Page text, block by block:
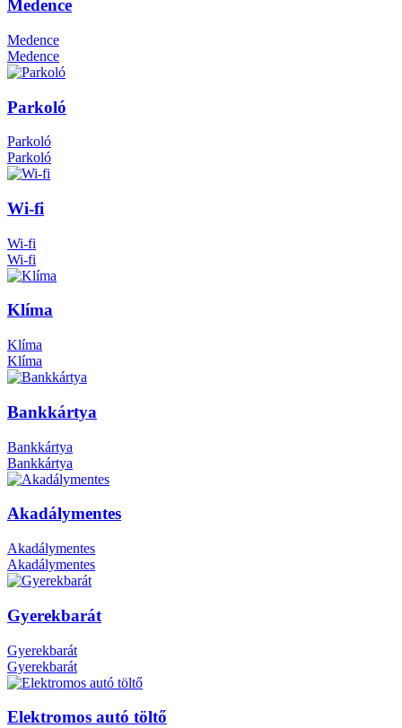
Medence
Medence
Medence
Parkoló
Parkoló
Parkoló
Wi-fi
Wi-fi
Wi-fi
Klíma
Klíma
Klíma
Bankkártya
Bankkártya
Bankkártya
Akadálymentes
Akadálymentes
Akadálymentes
Gyerekbarát
Gyerekbarát
Gyerekbarát
Elektromos autó töltő